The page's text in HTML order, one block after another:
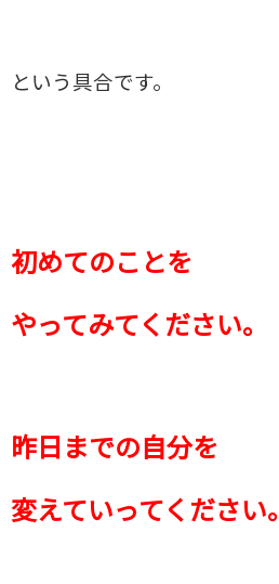
という具合です。
初めてのことを
やってみてください。
昨日までの自分を
変えていってください。